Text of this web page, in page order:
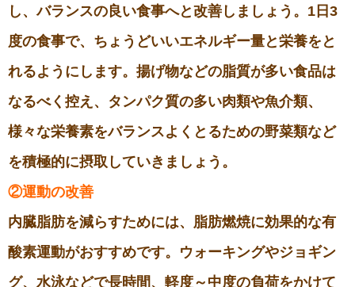
し、バランスの良い食事へと改善しましょう。1日3
度の食事で、ちょうどいいエネルギー量と栄養をと
れるようにします。揚げ物などの脂質が多い食品は
なるべく控え、タンパク質の多い肉類や魚介類、
様々な栄養素をバランスよくとるための野菜類など
を積極的に摂取していきましょう。
②運動の改善
内臓脂肪を減らすためには、脂肪燃焼に効果的な有
酸素運動がおすすめです。ウォーキングやジョギン
グ、水泳などで長時間、軽度～中度の負荷をかけて